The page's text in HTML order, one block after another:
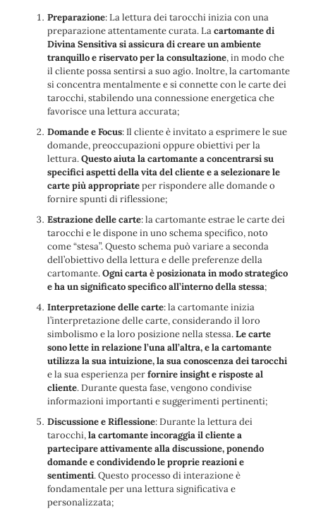
Preparazione: La lettura dei tarocchi inizia con una
preparazione attentamente curata. Lacartomante di
Divina Sensitiva si assicura di creare un ambiente
tranquillo e riservato per la consultazione, in modo che
il cliente possa sentirsi a suo agio. Inoltre, la cartomante
si concentra mentalmente e si connette con le carte dei
tarocchi, stabilendo una connessione energetica che
favorisce una lettura accurata;
Domande e Focus: Il cliente è invitato a esprimere le sue
domande, preoccupazioni oppure obiettivi per la
lettura.Questo aiuta la cartomante a concentrarsi su
specifici aspetti della vita del cliente e a selezionare le
carte più appropriateper rispondere alle domande o
fornire spunti di riflessione;
Estrazione delle carte: la cartomante estrae le carte dei
tarocchi e le dispone in uno schema specifico, noto
come “stesa”. Questo schema può variare a seconda
dell’obiettivo della lettura e delle preferenze della
cartomante.Ogni carta è posizionata in modo strategico
e ha un significato specifico all’interno della stessa;
Interpretazione delle carte: la cartomante inizia
l’interpretazione delle carte, considerando il loro
simbolismo e la loro posizione nella stessa.Le carte
sono lette in relazione l’una all’altra, e la cartomante
utilizza la sua intuizione, la sua conoscenza dei tarocchi
e la sua esperienza perfornire insight e risposte al
cliente. Durante questa fase, vengono condivise
informazioni importanti e suggerimenti pertinenti;
Discussione e Riflessione: Durante la lettura dei
tarocchi,la cartomante incoraggia il cliente a
partecipare attivamente alla discussione, ponendo
domande e condividendo le proprie reazioni e
sentimenti. Questo processo di interazione è
fondamentale per una lettura significativa e
personalizzata;